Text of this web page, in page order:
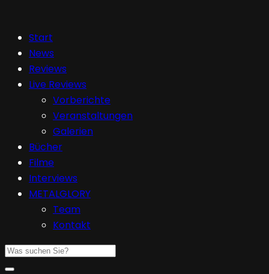
Start
News
Reviews
Live Reviews
Vorberichte
Veranstaltungen
Galerien
Bücher
Filme
Interviews
METALGLORY
Team
Kontakt